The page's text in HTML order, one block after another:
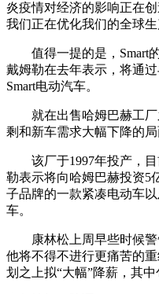
炎疫情对经济的影响正在
我们正在优化我们的全球
值得一提的是，Smart
戴姆勒在去年表示，将通
Smart电动汽车。
就在出售哈姆巴赫工
剩和新车需求大幅下降的局
该厂于1997年投产，
勒表示将向哈姆巴赫投资5
子品牌的一款紧凑电动车
车。
康林松上周早些时候
他将不得不进行更痛苦的
划之上拟“大幅”降薪，